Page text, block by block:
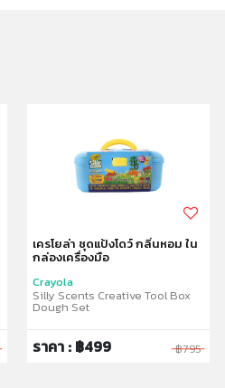
เครโยล่า ชุดแป้งโดว์ กลิ่นหอม ใน
กล่องเครื่องมือ
Crayola
Silly Scents Creative Tool Box
Dough Set
ราคา : ฿499 ฿795